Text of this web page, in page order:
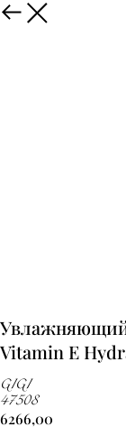
Vitamin E
GIGI
47508
6266,00